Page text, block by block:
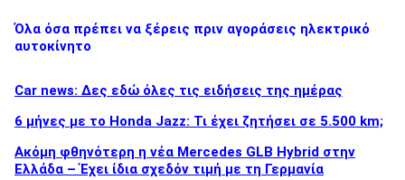
Όλα όσα πρέπει να ξέρεις πριν αγοράσεις ηλεκτρικό
αυτοκίνητο
Car news: Δες εδώ όλες τις ειδήσεις της ημέρας
6 μήνες με το Honda Jazz: Τι έχει ζητήσει σε 5.500 km;
Ακόμη φθηνότερη η νέα Mercedes GLB Hybrid στην
Ελλάδα – Έχει ίδια σχεδόν τιμή με τη Γερμανία